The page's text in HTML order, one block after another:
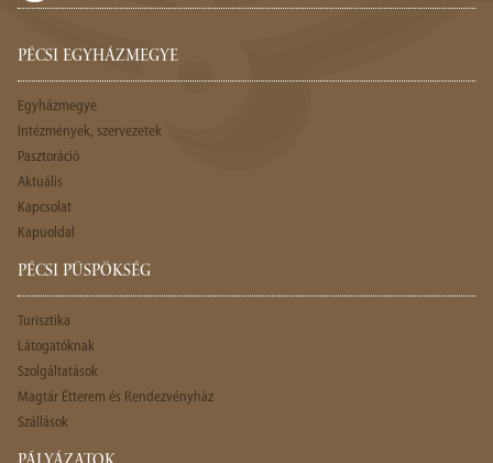
PÉCSI EGYHÁZMEGYE
Egyházmegye
Intézmények, szervezetek
Pasztoráció
Aktuális
Kapcsolat
Kapuoldal
PÉCSI PÜSPÖKSÉG
Turisztika
Látogatóknak
Szolgáltatások
Magtár Étterem és Rendezvényház
Szállások